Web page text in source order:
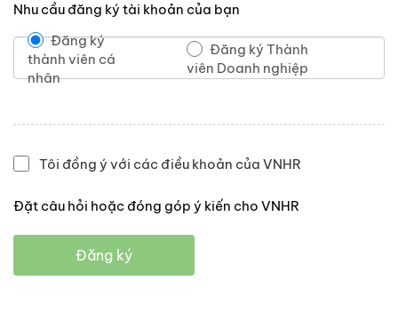
Nhu cầu đăng ký tài khoản của bạn
Đăng ký
thành viên cá
nhân
Đăng ký Thành
viên Doanh nghiệp
Tôi đồng ý với các điều khoản của VNHR
Đặt câu hỏi hoặc đóng góp ý kiến cho VNHR
Đăng ký